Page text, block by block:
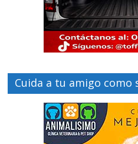
Cuida a tu amigo como